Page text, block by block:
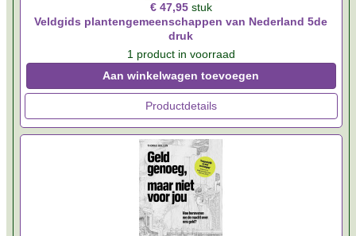
€ 47,95 stuk
Veldgids plantengemeenschappen van Nederland 5de
druk
1 product in voorraad
Aan winkelwagen toevoegen
Productdetails